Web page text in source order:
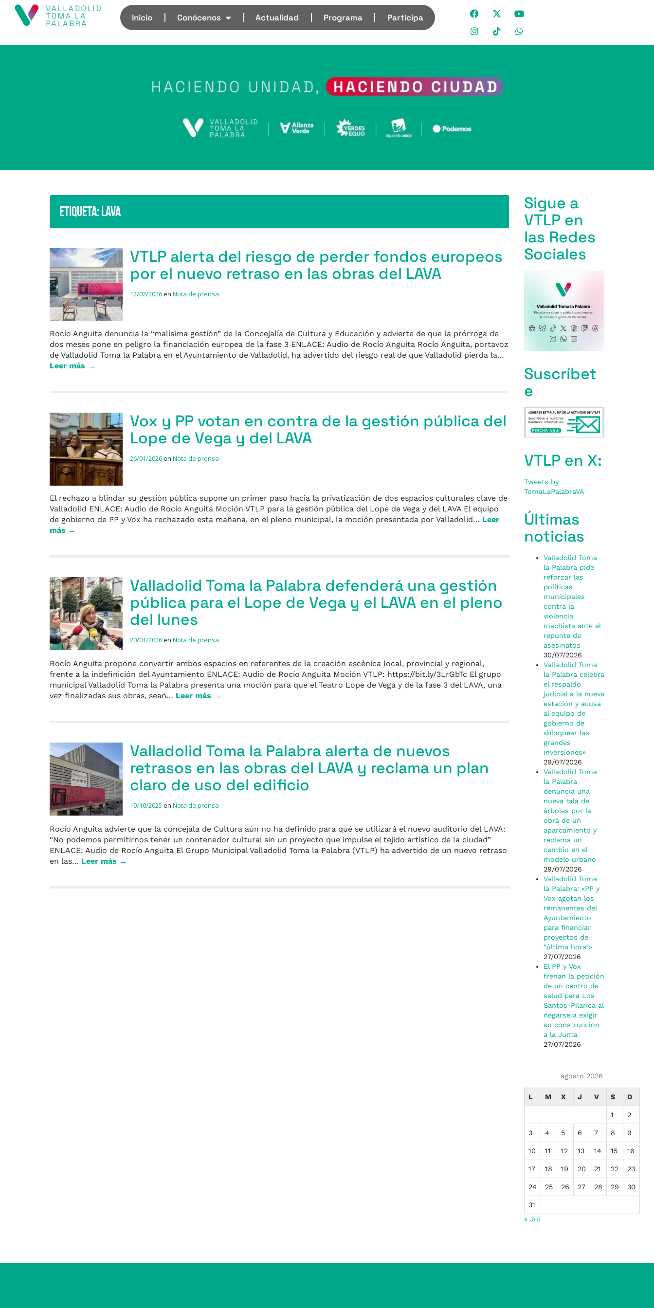
Inicio Conócenos Actualidad Programa Participa
Etiqueta:LAVA
VTLP alerta del riesgo de perder fondos europeos
por el nuevo retraso en las obras del LAVA
12/02/2026en Nota de prensa
Rocío Anguita denuncia la “malísima gestión” de la Concejalía de Cultura y Educación y advierte de que la prórroga de
dos meses pone en peligro la financiación europea de la fase 3 ENLACE: Audio de Rocío Anguita Rocío Anguita, portavoz
de Valladolid Toma la Palabra en el Ayuntamiento de Valladolid, ha advertido del riesgo real de que Valladolid pierda la…
Leer más →
Vox y PP votan en contra de la gestión pública del
Lope de Vega y del LAVA
26/01/2026en Nota de prensa
El rechazo a blindar su gestión pública supone un primer paso hacia la privatización de dos espacios culturales clave de
Valladolid ENLACE: Audio de Rocío Anguita Moción VTLP para la gestión pública del Lope de Vega y del LAVA El equipo
de gobierno de PP y Vox ha rechazado esta mañana, en el pleno municipal, la moción presentada por Valladolid… Leer
más →
Valladolid Toma la Palabra defenderá una gestión
pública para el Lope de Vega y el LAVA en el pleno
del lunes
20/01/2026en Nota de prensa
Rocío Anguita propone convertir ambos espacios en referentes de la creación escénica local, provincial y regional,
frente a la indefinición del Ayuntamiento ENLACE: Audio de Rocío Anguita Moción VTLP: https://bit.ly/3LrGbTc El grupo
municipal Valladolid Toma la Palabra presenta una moción para que el Teatro Lope de Vega y de la fase 3 del LAVA, una
vez finalizadas sus obras, sean… Leer más →
Valladolid Toma la Palabra alerta de nuevos
retrasos en las obras del LAVA y reclama un plan
claro de uso del edificio
19/10/2025 en Nota de prensa
Rocío Anguita advierte que la concejala de Cultura aún no ha definido para qué se utilizará el nuevo auditorio del LAVA:
“No podemos permitirnos tener un contenedor cultural sin un proyecto que impulse el tejido artístico de la ciudad”
ENLACE: Audio de Rocío Anguita El Grupo Municipal Valladolid Toma la Palabra (VTLP) ha advertido de un nuevo retraso
en las… Leer más →
Sigue a
VTLP en
las Redes
Sociales
Suscríbet
e
VTLP en X:
Tweets by
TomaLaPalabraVA
Últimas
noticias
Valladolid Toma
la Palabra pide
reforzar las
políticas
municipales
contra la
violencia
machista ante el
repunte de
asesinatos
30/07/2026
Valladolid Toma
la Palabra celebra
el respaldo
judicial a la nueva
estación y acusa
al equipo de
gobierno de
«bloquear las
grandes
inversiones»
29/07/2026
Valladolid Toma
la Palabra
denuncia una
nueva tala de
árboles por la
obra de un
aparcamiento y
reclama un
cambio en el
modelo urbano
29/07/2026
Valladolid Toma
la Palabra: «PP y
Vox agotan los
remanentes del
Ayuntamiento
para financiar
proyectos de
“última hora”»
27/07/2026
El PP y Vox
frenan la petición
de un centro de
salud para Los
Santos-Pilarica al
negarse a exigir
su construcción
a la Junta
27/07/2026
agosto 2026
L M X J V S D
1 2
3 4 5 6 7 8 9
10 11 12 13 14 15 16
17 18 19 20 21 22 23
24 25 26 27 28 29 30
31
« Jul